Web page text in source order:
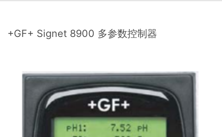
+GF+ Signet 8900 多参数控制器